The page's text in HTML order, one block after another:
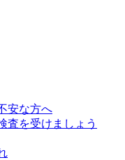
安な方へ
査を受けましょう